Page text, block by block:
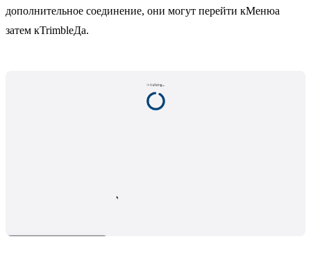
дополнительное соединение, они могут перейти кМенюа
затем кTrimbleДа.